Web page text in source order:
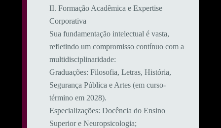
​II. Formação Acadêmica e Expertise
Corporativa
​Sua fundamentação intelectual é vasta,
refletindo um compromisso contínuo com a
multidisciplinaridade:
​Graduações: Filosofia, Letras, História,
Segurança Pública e Artes (em curso-
término em 2028).
​Especializações: Docência do Ensino
Superior e Neuropsicologia;